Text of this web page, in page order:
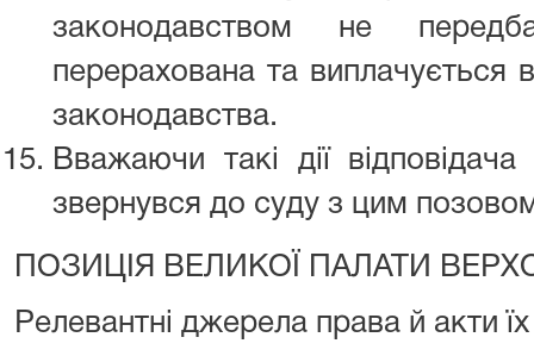
законодавством не
перерахована та виплачується
законодавства.
Вважаючи такі дії
звернувся до суду з цим
ПОЗИЦІЯ ВЕЛИКОЇ ПАЛАТИ
Релевантні джерела права й акти